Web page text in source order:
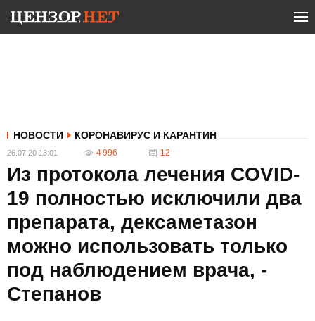
НОВОСТИ КОРОНАВИРУС И КАРАНТИН
26.07.20 13:01 4 996 12
Из протокола лечения COVID-
19 полностью исключили два
препарата, дексаметазон
можно использовать только
под наблюдением врача, -
Степанов